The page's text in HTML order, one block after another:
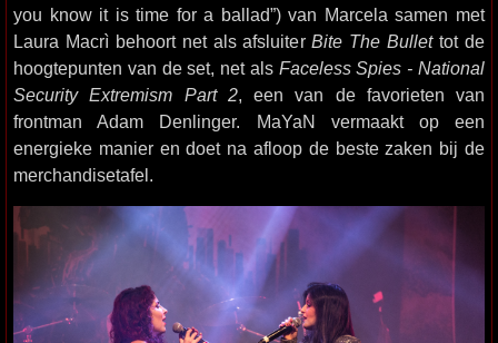
you know it is time for a ballad”) van Marcela samen met
Laura Macrì behoort net als afsluiterBite The Bullettot de
hoogtepunten van de set, net als Faceless Spies - National
Security Extremism Part 2, een van de favorieten van
frontman Adam Denlinger. MaYaN vermaakt op een
energieke manier en doet na afloop de beste zaken bij de
merchandisetafel.